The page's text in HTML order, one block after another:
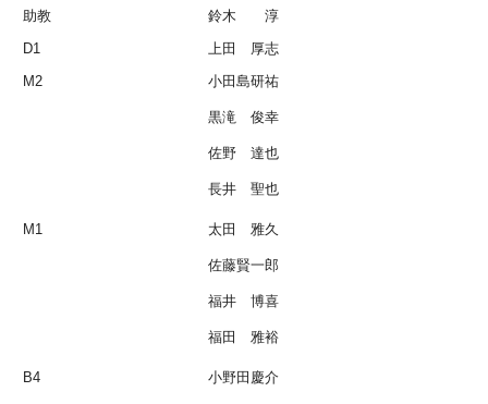
助教
鈴木 淳
D1
上田 厚志
M2
小田島研祐
黒滝 俊幸
佐野 達也
長井 聖也
M1 太田 雅久
佐藤賢一郎
福井 博喜
福田 雅裕
B4 小野田慶介